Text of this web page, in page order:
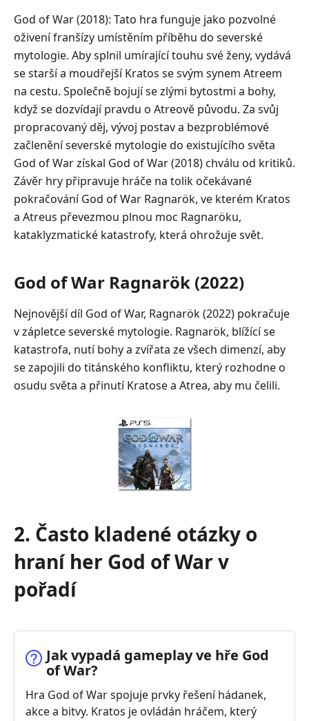
God of War (2018): Tato hra funguje jako pozvolné
oživení franšízy umístěním příběhu do severské
mytologie. Aby splnil umírající touhu své ženy, vydává
se starší a moudřejší Kratos se svým synem Atreem
na cestu. Společně bojují se zlými bytostmi a bohy,
když se dozvídají pravdu o Atreově původu. Za svůj
propracovaný děj, vývoj postav a bezproblémové
začlenění severské mytologie do existujícího světa
God of War získal God of War (2018) chválu od kritiků.
Závěr hry připravuje hráče na tolik očekávané
pokračování God of War Ragnarök, ve kterém Kratos
a Atreus převezmou plnou moc Ragnaröku,
kataklyzmatické katastrofy, která ohrožuje svět.
God of War Ragnarök (2022)
Nejnovější díl God of War, Ragnarök (2022) pokračuje
v zápletce severské mytologie. Ragnarök, blížící se
katastrofa, nutí bohy a zvířata ze všech dimenzí, aby
se zapojili do titánského konfliktu, který rozhodne o
osudu světa a přinutí Kratose a Atrea, aby mu čelili.
2. Často kladené otázky o
hraní her God of War v
pořadí
Jak vypadá gameplay ve hře God
of War?
Hra God of War spojuje prvky řešení hádanek,
akce a bitvy. Kratos je ovládán hráčem, který